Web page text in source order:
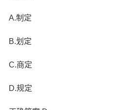
A.制定
B.划定
C.商定
D.规定